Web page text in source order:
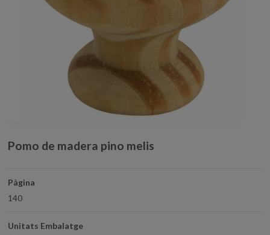
Pomo de madera pino melis
Pàgina
140
Unitats Embalatge